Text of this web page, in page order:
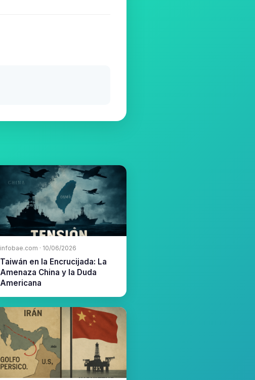
infobae.com · 10/06/2026
Taiwán en la Encrucijada: La
Amenaza China y la Duda
Americana